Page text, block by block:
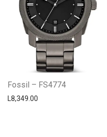
Fossil – FS4774
L8,349.00